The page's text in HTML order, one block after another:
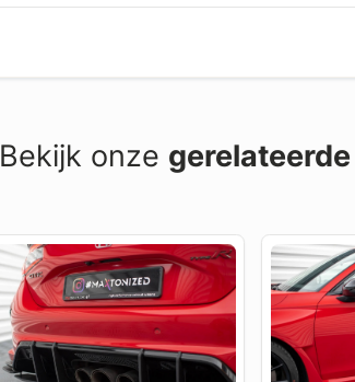
Bekijk onze gerelateerde